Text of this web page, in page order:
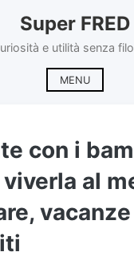
Super FRED
e utilità senza
MENU
con i
al